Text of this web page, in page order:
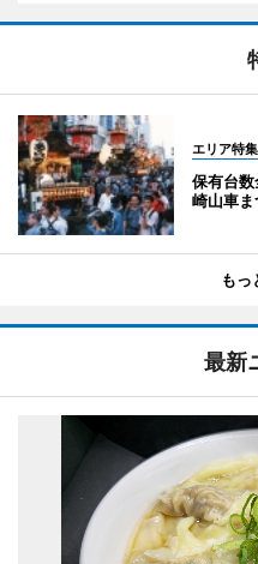
エリア特集
保有台
崎山車ま
もっ
最新